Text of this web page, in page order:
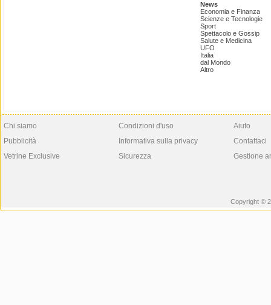
News
Economia e Finanza
Scienze e Tecnologie
Sport
Spettacolo e Gossip
Salute e Medicina
UFO
Italia
dal Mondo
Altro
Chi siamo
Pubblicità
Vetrine Exclusive
Condizioni d'uso
Informativa sulla privacy
Sicurezza
Aiuto
Contattaci
Gestione
Copyright ©